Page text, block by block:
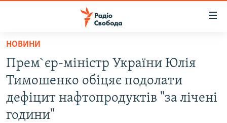
Перейти
основного
матеріалу
Перейти
до
основної
ВСЕ ЗА ДОБУ
СТАТТІ
НОВИНИ
Прем`єр-міністр України Юлія
Тимошенко обіцяє подолати
дефіцит нафтопродуктів "за лічені
години"